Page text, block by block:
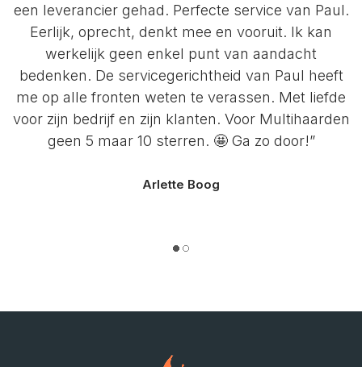
een leverancier gehad. Perfecte service van Paul.
Eerlijk, oprecht, denkt mee en vooruit. Ik kan
werkelijk geen enkel punt van aandacht
bedenken. De servicegerichtheid van Paul heeft
me op alle fronten weten te verassen. Met liefde
voor zijn bedrijf en zijn klanten. Voor Multihaarden
geen 5 maar 10 sterren. 🤩 Ga zo door!”
Arlette Boog